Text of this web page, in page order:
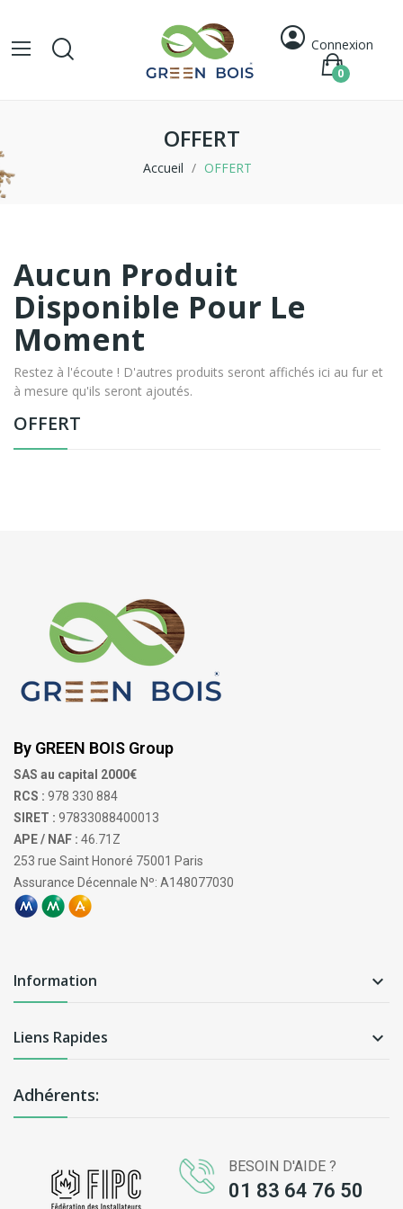
Connexion
0
OFFERT
Accueil OFFERT
OFFERT
Aucun Produit
Disponible Pour Le
Moment
Restez à l'écoute ! D'autres produits seront affichés ici au fur et
à mesure qu'ils seront ajoutés.
By GREEN BOIS Group
SAS au capital 2000€
RCS : 978 330 884
SIRET : 97833088400013
APE / NAF : 46.71Z
253 rue Saint Honoré 75001 Paris
Assurance Décennale Nº: A148077030
Information 
Liens Rapides 
Adhérents:
BESOIN D'AIDE ?
01 83 64 76 50